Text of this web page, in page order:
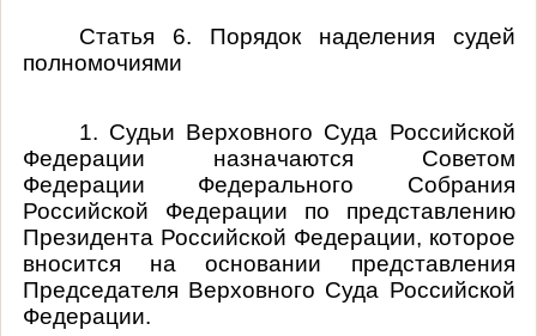
Статья 6. Порядок наделения судей
полномочиями
1. Судьи Верховного Суда Российской
Федерации назначаются Советом
Федерации Федерального Собрания
Российской Федерации по представлению
Президента Российской Федерации, которое
вносится на основании представления
Председателя Верховного Суда Российской
Федерации.